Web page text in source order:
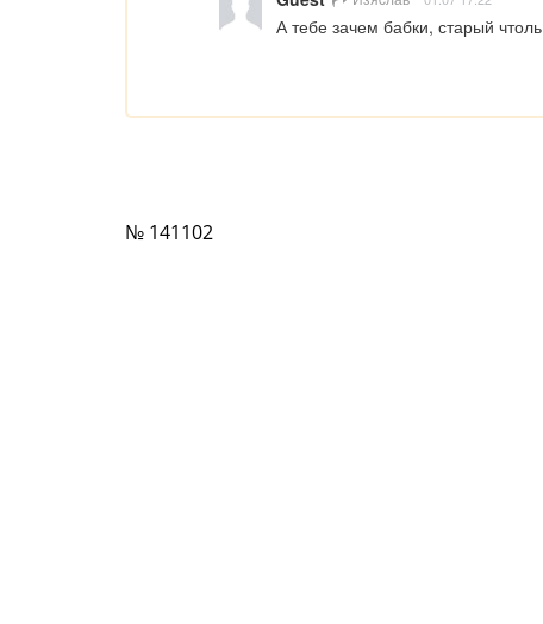
А тебе зачем бабки, старый чтоль
№ 141102